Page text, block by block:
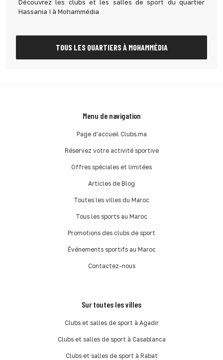
Découvrez les clubs et les salles de sport du quartier
Hassania I à Mohammédia
TOUS LES QUARTIERS À MOHAMMÉDIA
Menu de navigation
Page d'accueil Clubs.ma
Réservez votre activité sportive
Offres spéciales et limitées
Articles de Blog
Toutes les villes du Maroc
Tous les sports au Maroc
Promotions des clubs de sport
Événements sportifs au Maroc
Contactez-nous
Sur toutes les villes
Clubs et salles de sport à Agadir
Clubs et salles de sport à Casablanca
Clubs et salles de sport à Rabat